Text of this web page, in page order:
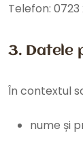
Telefon: 0723
3. Datele
În contextul
nume și